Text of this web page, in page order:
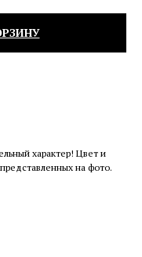
характер! Цвет и
на фото.